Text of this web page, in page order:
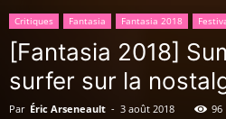
Critiques Fantasia Fantasia 2018
[Fantasia 2018]
surfer sur la
Par Éric Arseneault - 3 août 2018 96